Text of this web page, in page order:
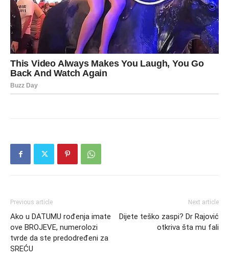
Previous article
Ako u DATUMU rođenja imate
ove BROJEVE, numerolozi
tvrde da ste predodređeni za
SREĆU
Next article
Dijete teško zaspi? Dr Rajović
otkriva šta mu fali